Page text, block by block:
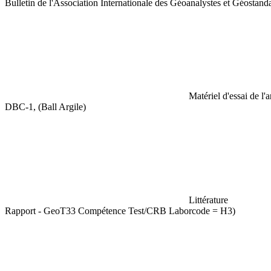
Bulletin de l'Association Internationale des Géoanalystes et
Matériel d'essai de
DBC-1, (Ball Argile)
Littérature
Rapport - GeoT33 Compétence Test/CRB Laborcode = H3)